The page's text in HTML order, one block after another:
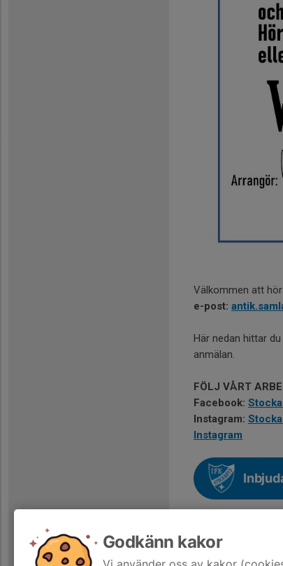
Välkommen att
e-post:
Här nedan hittar
anmälan.
FÖLJ VÅRT
Facebook:
Instagram:
Instagram
Godkänn kakor